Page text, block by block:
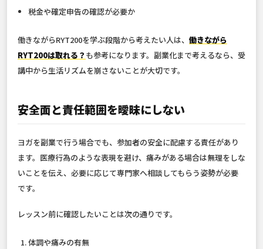
税金や確定申告の確認が必要か
働きながらRYT200を学ぶ段階から考えたい人は、 働きながら
RYT200は取れる？ も参考になります。副業化まで考えるなら、受
講中から生活リズムを崩さないことが大切です。
安全面と責任範囲を曖昧にしない
ヨガを副業で行う場合でも、参加者の安全に配慮する責任があり
ます。医療行為のような表現を避け、痛みがある場合は無理をしな
いことを伝え、必要に応じて専門家へ相談してもらう姿勢が必要
です。
レッスン前に確認したいことは次の通りです。
体調や痛みの有無